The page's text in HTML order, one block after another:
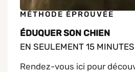
MÉTHODE ÉPROUVÉE
ÉDUQUER SON CHIEN
EN SEULEMENT 15
Rendez-vous ici pour